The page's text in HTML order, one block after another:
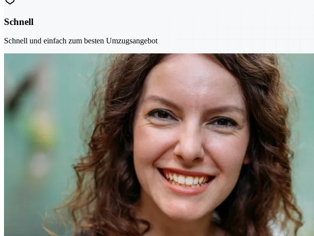
Schnell
Schnell und einfach zum besten Umzugsangebot